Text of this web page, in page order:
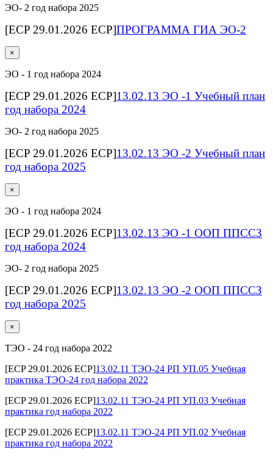
ЭО- 2 год набора 2025
[ECP 29.01.2026 ECP]ПРОГРАММА ГИА ЭО-2
×
ЭО - 1 год набора 2024
[ECP 29.01.2026 ECP]13.02.13 ЭО -1 Учебный план
год набора 2024
ЭО- 2 год набора 2025
[ECP 29.01.2026 ECP]13.02.13 ЭО -2 Учебный план
год набора 2025
×
ЭО - 1 год набора 2024
[ECP 29.01.2026 ECP]13.02.13 ЭО -1 ООП ППССЗ
год набора 2024
ЭО- 2 год набора 2025
[ECP 29.01.2026 ECP]13.02.13 ЭО -2 ООП ППССЗ
год набора 2025
×
ТЭО - 24 год набора 2022
[ECP 29.01.2026 ECP]13.02.11 ТЭО-24 РП УП.05 Учебная
практика ТЭО-24 год набора 2022
[ECP 29.01.2026 ECP]13.02.11 ТЭО-24 РП УП.03 Учебная
практика год набора 2022
[ECP 29.01.2026 ECP]13.02.11 ТЭО-24 РП УП.02 Учебная
практика год набора 2022